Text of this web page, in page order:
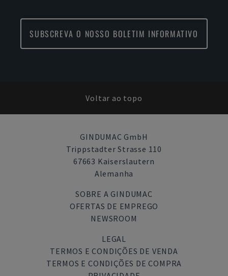
SUBSCREVA O NOSSO BOLETIM INFORMATIVO
Voltar ao topo
GINDUMAC GmbH
Trippstadter Strasse 110
67663 Kaiserslautern
Alemanha
SOBRE A GINDUMAC
OFERTAS DE EMPREGO
NEWSROOM
LEGAL
TERMOS E CONDIÇÕES DE VENDA
TERMOS E CONDIÇÕES DE COMPRA